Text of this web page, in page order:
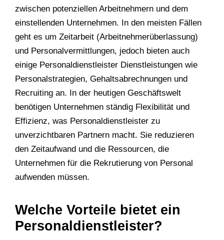
zwischen potenziellen Arbeitnehmern und dem
einstellenden Unternehmen. In den meisten Fällen
geht es um Zeitarbeit (Arbeitnehmerüberlassung)
und Personalvermittlungen, jedoch bieten auch
einige Personaldienstleister Dienstleistungen wie
Personalstrategien, Gehaltsabrechnungen und
Recruiting an. In der heutigen Geschäftswelt
benötigen Unternehmen ständig Flexibilität und
Effizienz, was Personaldienstleister zu
unverzichtbaren Partnern macht. Sie reduzieren
den Zeitaufwand und die Ressourcen, die
Unternehmen für die Rekrutierung von Personal
aufwenden müssen.
Welche Vorteile bietet ein
Personaldienstleister?